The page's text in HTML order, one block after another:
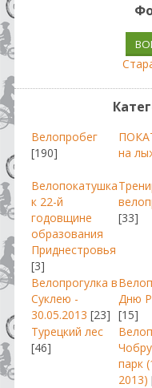
Велопробег
[190]
на
Велопокатушка
к 22-й
годовщине
образования
Приднестровья
[3]
[33]
Велопрогулка в
Суклею -
30.05.2013 [23]
Дню
[15]
Турецкий лес
[46]
парк
2013)